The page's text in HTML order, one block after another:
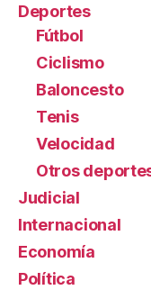
Deportes
Fútbol
Ciclismo
Baloncesto
Tenis
Velocidad
Otros
Judicial
Internacional
Economía
Política